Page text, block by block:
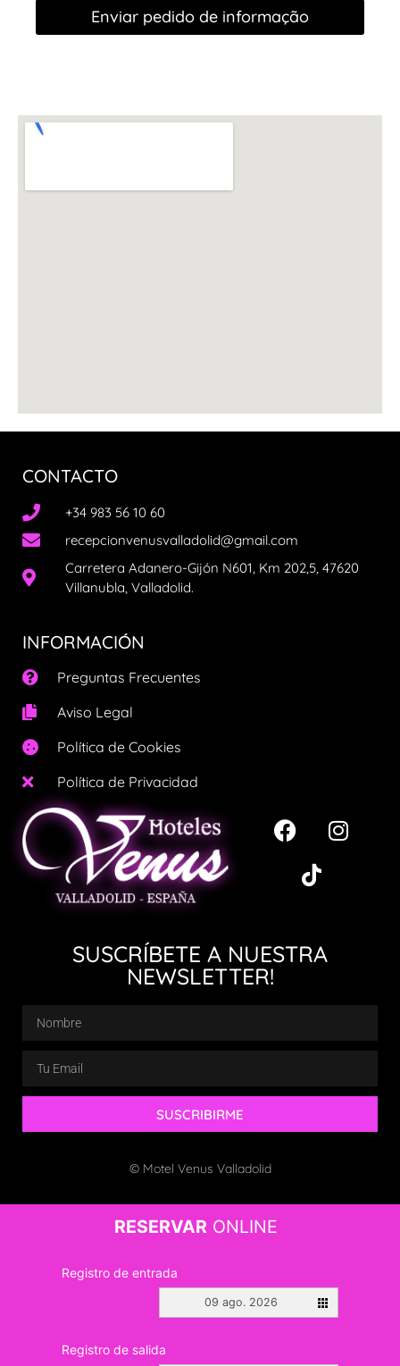
Enviar pedido de informação
CONTACTO
+34 983 56 10 60
recepcionvenusvalladolid@gmail.com
Carretera Adanero-Gijón N601, Km 202,5, 47620
Villanubla, Valladolid.
INFORMACIÓN
Preguntas Frecuentes
Aviso Legal
Política de Cookies
Política de Privacidad
SUSCRÍBETE A NUESTRA
NEWSLETTER!
SUSCRIBIRME
© Motel Venus Valladolid
RESERVARONLINE
Registro de entrada
09 ago. 2026
Registro de salida